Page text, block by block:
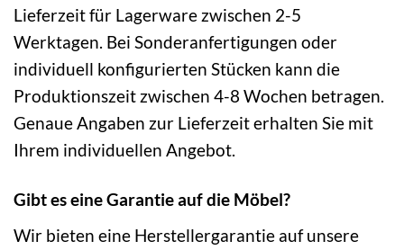
Lieferzeit für Lagerware zwischen 2-5
Werktagen. Bei Sonderanfertigungen oder
individuell konfigurierten Stücken kann die
Produktionszeit zwischen 4-8 Wochen betragen.
Genaue Angaben zur Lieferzeit erhalten Sie mit
Ihrem individuellen Angebot.
Gibt es eine Garantie auf die Möbel?
Wir bieten eine Herstellergarantie auf unsere